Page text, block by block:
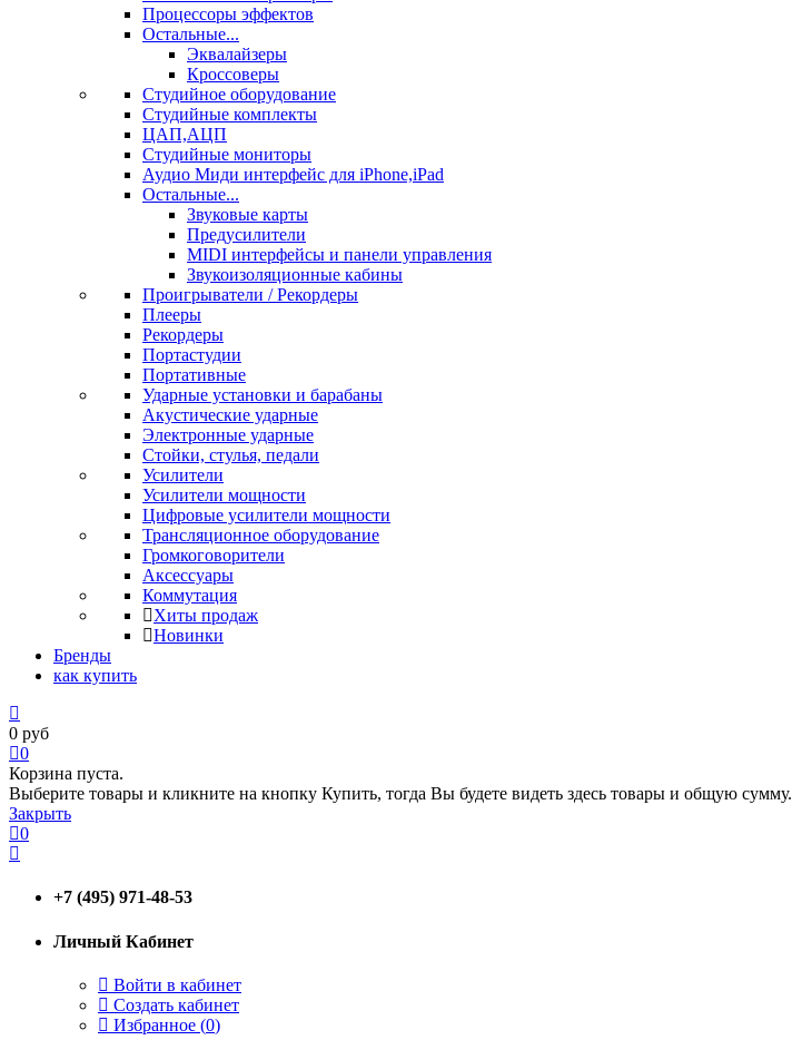
Процессоры эффектов
Остальные...
Эквалайзеры
Кроссоверы
Студийное оборудование
Студийные комплекты
ЦАП,АЦП
Студийные мониторы
Аудио Миди интерфейс для iPhone,iPad
Остальные...
Звуковые карты
Предусилители
MIDI интерфейсы и панели управления
Звукоизоляционные кабины
Проигрыватели / Рекордеры
Плееры
Рекордеры
Портастудии
Портативные
Ударные установки и барабаны
Акустические ударные
Электронные ударные
Стойки, стулья, педали
Усилители
Усилители мощности
Цифровые усилители мощности
Трансляционное оборудование
Громкоговорители
Аксессуары
Коммутация
Хиты продаж
Новинки
Бренды
как купить
0 руб
0
Корзина пуста.
Выберите товары и кликните на кнопку Купить, тогда Вы будете видеть здесь товары и общую сумму.
Закрыть
0
+7 (495) 971-48-53
Личный Кабинет
Войти в кабинет
Создать кабинет
Избранное (0)